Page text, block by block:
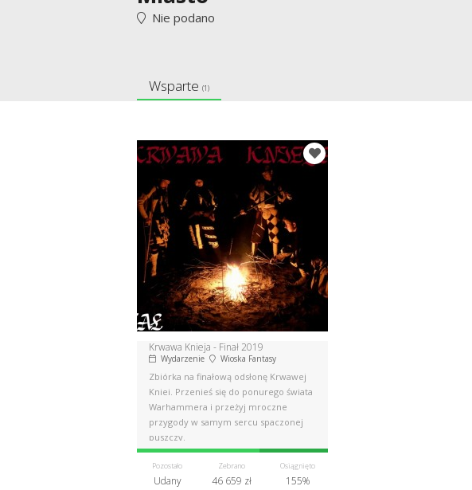
Nie podano
Wsparte (1)
Krwawa Knieja - Finał 2019
Wydarzenie Wioska Fantasy
Zbiórka na finałową odsłonę Krwawej
Kniei. Przenieś się do ponurego świata
Warhammera i przeżyj mroczne
przygody w samym sercu spaczonej
puszczy.
Pozostało
Udany
Zebrano
46 659 zł
Osiągnięto
155%